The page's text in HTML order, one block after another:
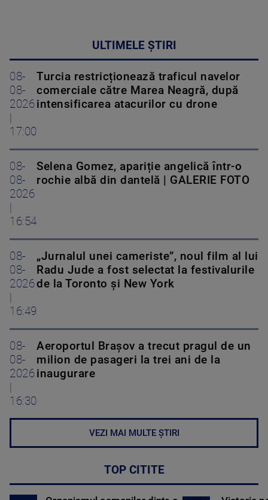
ULTIMELE ȘTIRI
08-
08-
2026
17:00
Turcia restricționează traficul navelor
comerciale către Marea Neagră, după
intensificarea atacurilor cu drone
08-
08-
2026
16:54
Selena Gomez, apariție angelică într-o
rochie albă din dantelă | GALERIE FOTO
08-
08-
2026
16:49
„Jurnalul unei cameriste”, noul film al lui
Radu Jude a fost selectat la festivalurile
de la Toronto și New York
08-
08-
2026
16:30
Aeroportul Brașov a trecut pragul de un
milion de pasageri la trei ani de la
inaugurare
VEZI MAI MULTE ȘTIRI
TOP CITITE